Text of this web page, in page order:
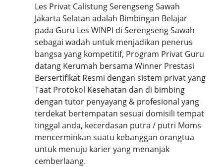
Les Privat Calistung Serengseng Sawah
Jakarta Selatan adalah Bimbingan Belajar
pada Guru Les WINPI di Serengseng Sawah
sebagai wadah untuk menjadikan penerus
bangsa yang kompetitif, Program Privat Guru
datang Kerumah bersama Winner Prestasi
Bersertifikat Resmi dengan sistem privat yang
Taat Protokol Kesehatan dan di bimbing
dengan tutor penyayang & profesional yang
terdekat bertempatan sesuai domisili tempat
tinggal anda, kecerdasan putra / putri Moms
mencerminkan suatu kebanggan orangtua
untuk menuju karier yang menanjak
cemberlaang.